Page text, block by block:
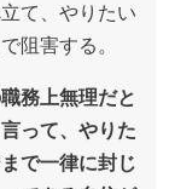
て、やりたい
阻害する。
務上無理だと
って、やりた
で一律に封じ